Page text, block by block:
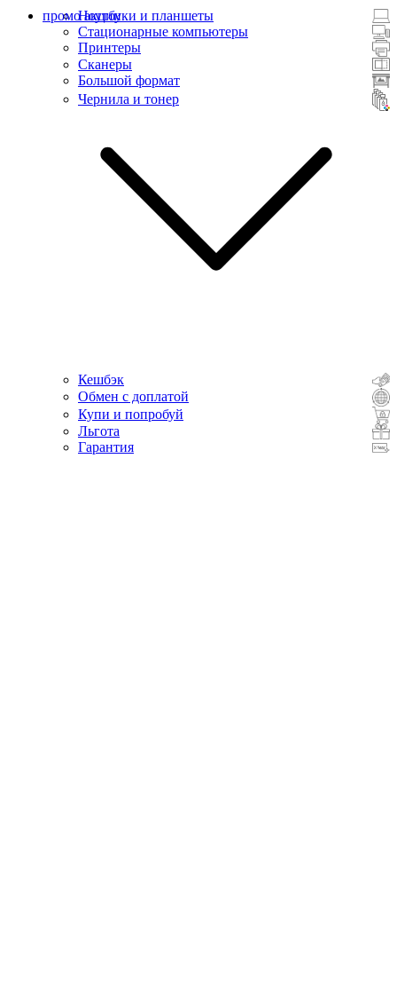
Ноутбуки и планшеты
Стационарные компьютеры
Принтеры
Сканеры
Большой формат
Чернила и тонер
промо акции
Кешбэк
Обмен с доплатой
Купи и попробуй
Льгота
Гарантия